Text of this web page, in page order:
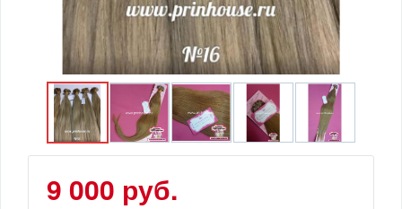
9 000 руб.